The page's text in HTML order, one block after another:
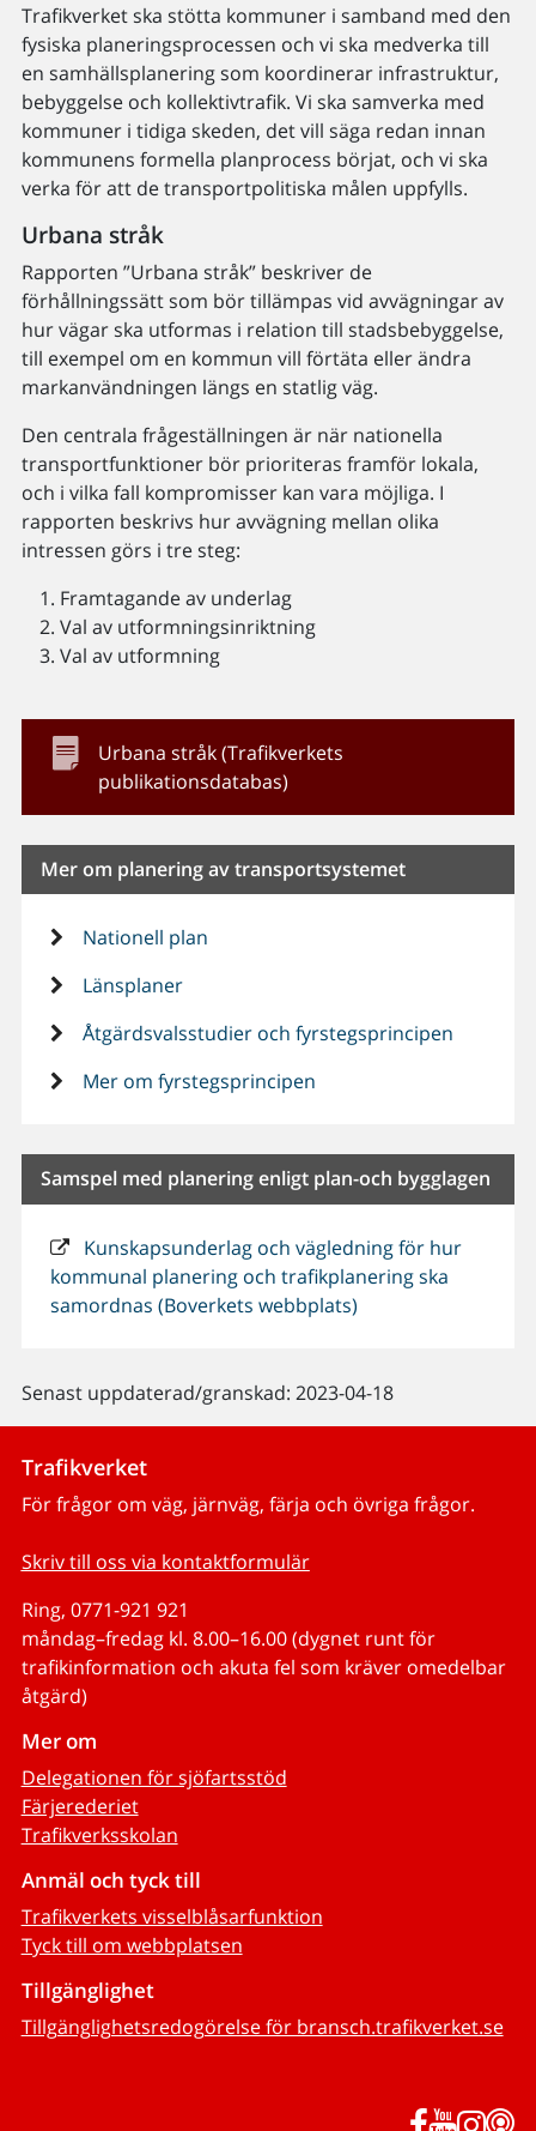
Trafikverket ska stötta kommuner i samband med den
fysiska planeringsprocessen och vi ska medverka till
en samhällsplanering som koordinerar infrastruktur,
bebyggelse och kollektivtrafik. Vi ska samverka med
kommuner i tidiga skeden, det vill säga redan innan
kommunens formella planprocess börjat, och vi ska
verka för att de transportpolitiska målen uppfylls.
Urbana stråk
Rapporten ”Urbana stråk” beskriver de
förhållningssätt som bör tillämpas vid avvägningar av
hur vägar ska utformas i relation till stadsbebyggelse,
till exempel om en kommun vill förtäta eller ändra
markanvändningen längs en statlig väg.
Den centrala frågeställningen är när nationella
transportfunktioner bör prioriteras framför lokala,
och i vilka fall kompromisser kan vara möjliga. I
rapporten beskrivs hur avvägning mellan olika
intressen görs i tre steg:
Framtagande av underlag
Val av utformningsinriktning
Val av utformning
Urbana stråk (Trafikverkets
publikationsdatabas)
Mer om planering av transportsystemet
Nationell plan
Länsplaner
Åtgärdsvalsstudier och fyrstegsprincipen
Mer om fyrstegsprincipen
Samspel med planering enligt plan-och bygglagen
Kunskapsunderlag och vägledning för hur
kommunal planering och trafikplanering ska
samordnas (Boverkets webbplats)
Senast uppdaterad/granskad: 2023-04-18
Trafikverket
För frågor om väg, järnväg, färja och övriga frågor.
Skriv till oss via kontaktformulär
Ring, 0771-921 921
måndag–fredag kl. 8.00–16.00 (dygnet runt för
trafikinformation och akuta fel som kräver omedelbar
åtgärd)
Mer om
Delegationen för sjöfartsstöd
Färjerederiet
Trafikverksskolan
Anmäl och tyck till
Trafikverkets visselblåsarfunktion
Tyck till om webbplatsen
Tillgänglighet
Tillgänglighetsredogörelse för bransch.trafikverket.se
Facebook
YouTube